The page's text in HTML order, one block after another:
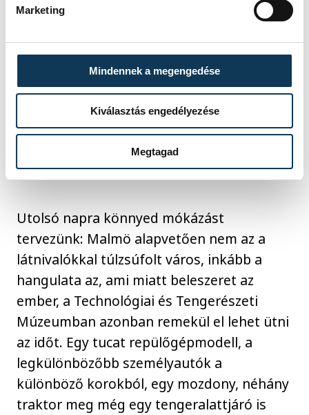
Marketing
Mindennek a megengedése
Kiválasztás engedélyezése
Megtagad
A koppenhágai Tivoli Gardens megannyi
csodát rejt
Utolsó napra könnyed mókázást
tervezünk: Malmö alapvetően nem az a
látnivalókkal túlzsúfolt város, inkább a
hangulata az, ami miatt beleszeret az
ember, a Technológiai és Tengerészeti
Múzeumban azonban remekül el lehet ütni
az időt. Egy tucat repülőgépmodell, a
legkülönbözőbb személyautók a
különböző korokból, egy mozdony, néhány
traktor meg még egy tengeralattjáró is